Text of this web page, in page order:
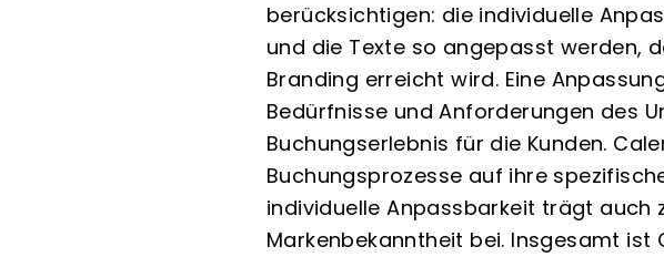
berücksichtigen: die individuelle
und die Texte so angepasst werden,
Branding erreicht wird. Eine
Bedürfnisse und Anforderungen des
Buchungserlebnis für die Kunden.
Buchungsprozesse auf ihre
individuelle Anpassbarkeit trägt auch
Markenbekanntheit bei. Insgesamt